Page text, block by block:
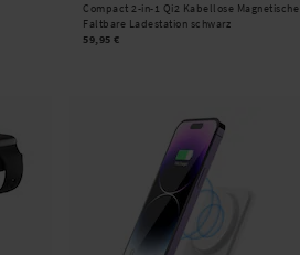
Compact 2-in-1 Qi2 Kabellose Magnetische
Faltbare Ladestation schwarz
59,95 €